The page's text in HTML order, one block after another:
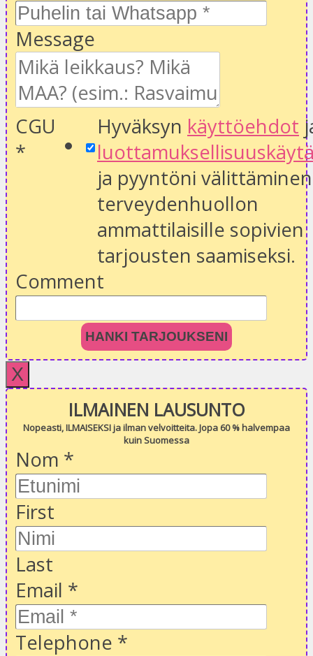
Message
CGU
*
Hyväksyn käyttöehdot
ja pyyntöni välittäminen
terveydenhuollon
ammattilaisille sopivien
tarjousten saamiseksi.
Comment
HANKI TARJOUKSENI
X
ILMAINEN LAUSUNTO
Nopeasti, ILMAISEKSI ja ilman velvoitteita. Jopa 60 % halvempaa
kuin Suomessa
Nom *
First
Last
Email *
Telephone *